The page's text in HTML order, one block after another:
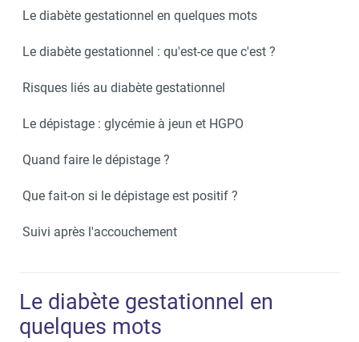
Le diabète gestationnel en quelques mots
Le diabète gestationnel : qu'est-ce que c'est ?
Risques liés au diabète gestationnel
Le dépistage : glycémie à jeun et HGPO
Quand faire le dépistage ?
Que fait-on si le dépistage est positif ?
Suivi après l'accouchement
Le diabète gestationnel en
quelques mots